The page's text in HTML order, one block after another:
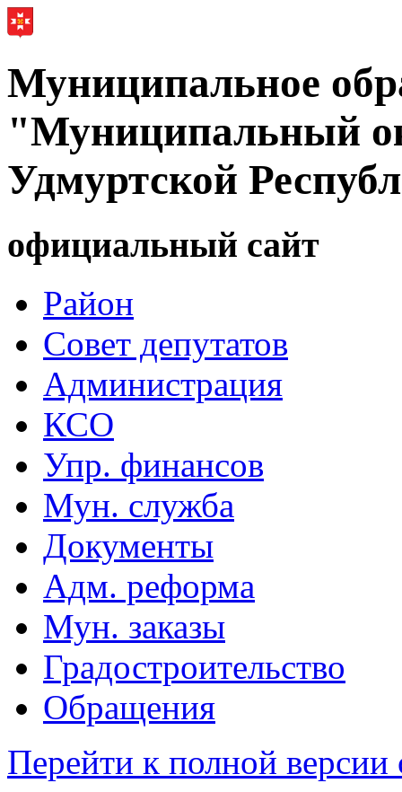
Муниципальное
"Муниципальный
Удмуртской
официальный сайт
Район
Совет депутатов
Администрация
КСО
Упр. финансов
Мун. служба
Документы
Адм. реформа
Мун. заказы
Градостроительство
Обращения
Перейти к полной версии